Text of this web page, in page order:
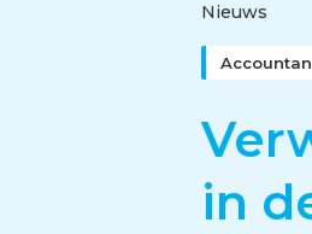
Corporate finance
Nieuws
in